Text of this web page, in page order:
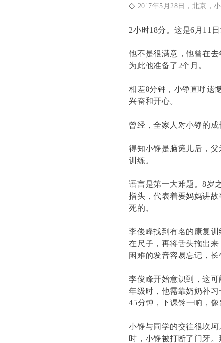
◇ 2017年5月28日，北京，
2小时18分。这是6月11
他不是很满意，他曾在
为此他准备了2个月。
相差8分钟，小铮直呼遗
兴奋和开心。
曾经，全家人对小铮的
得知小铮是脑瘫儿后，
训练。
语言是第一大难题。8岁
指头，代表着要妈妈讲
死的。
李俊峰找到有名的康复
在尺子，再将舌头拖出
困难的发音容易忘记，
李俊峰开始意识到，这
年级时，他需靠奶奶补
45分钟，下课铃一响，
小铮与同学的交往很坎
时，小铮被打断了门牙